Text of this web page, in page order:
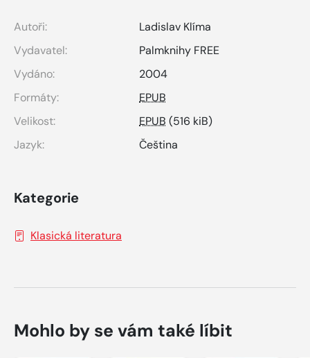
Autoři:
Ladislav Klíma
Vydavatel:
Palmknihy FREE
Vydáno:
2004
Formáty:
EPUB
Velikost:
EPUB (516 kiB)
Jazyk:
Čeština
Kategorie
Klasická literatura
Mohlo by se vám také líbit